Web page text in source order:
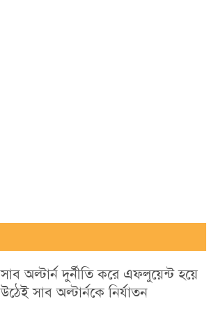
সাব অল্টার্ন দুর্নীতি করে এফলুয়েন্ট হয়ে
উঠেই সাব অল্টার্নকে নির্যাতন